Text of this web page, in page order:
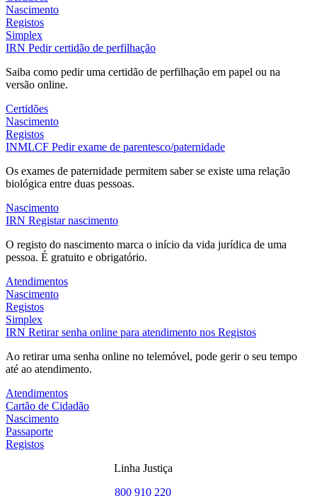
Nascimento
Registos
Simplex
IRN Pedir certidão de perfilhação
Saiba como pedir uma certidão de perfilhação em papel ou na
versão online.
Certidões
Nascimento
Registos
INMLCF Pedir exame de parentesco/paternidade
Os exames de paternidade permitem saber se existe uma relação
biológica entre duas pessoas.
Nascimento
IRN Registar nascimento
O registo do nascimento marca o início da vida jurídica de uma
pessoa. É gratuito e obrigatório.
Atendimentos
Nascimento
Registos
Simplex
IRN Retirar senha online para atendimento nos Registos
Ao retirar uma senha online no telemóvel, pode gerir o seu tempo
até ao atendimento.
Atendimentos
Cartão de Cidadão
Nascimento
Passaporte
Registos
Linha Justiça
800 910 220